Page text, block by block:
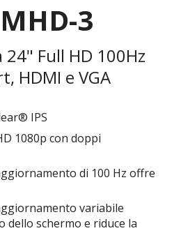
3
Full HD 100Hz
HDMI e VGA
IPS
1080p con doppi
di 100 Hz offre
variabile
dello schermo e riduce la